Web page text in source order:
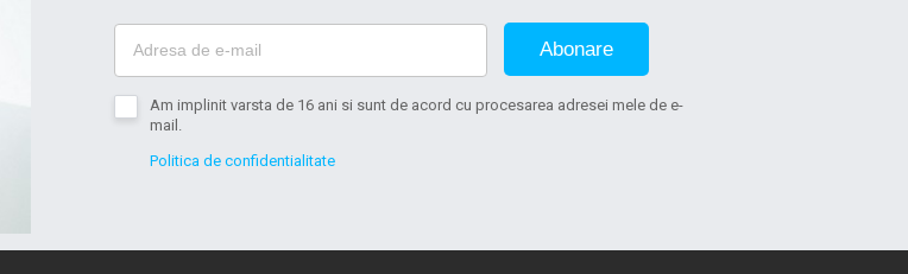
Abonare
Am implinit varsta de 16 ani si sunt de acord cu procesarea adresei mele de e-
mail.
Politica de confidentialitate